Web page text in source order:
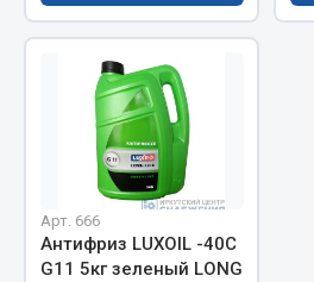
Автолампы
Блоки реле и предохранителей
Вилки нагрузочные
Выключатели и переключатели
Выключатели кнопочные
Выключатель массы
Изолента
Показать ещё
Арт. 666
Антифриз LUXOIL -40С
G11 5кг зеленый LONG